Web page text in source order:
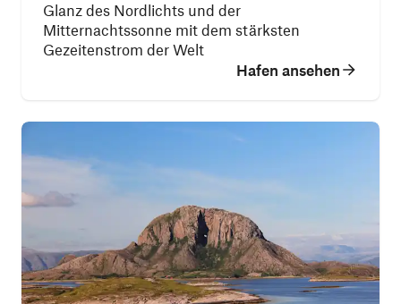
Glanz des Nordlichts und der
Mitternachtssonne mit dem stärksten
Gezeitenstrom der Welt
Hafen ansehen